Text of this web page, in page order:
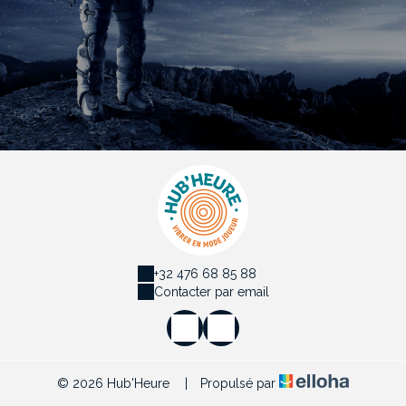
+32 476 68 85 88
Contacter par email
© 2026 Hub'Heure Propulsé par